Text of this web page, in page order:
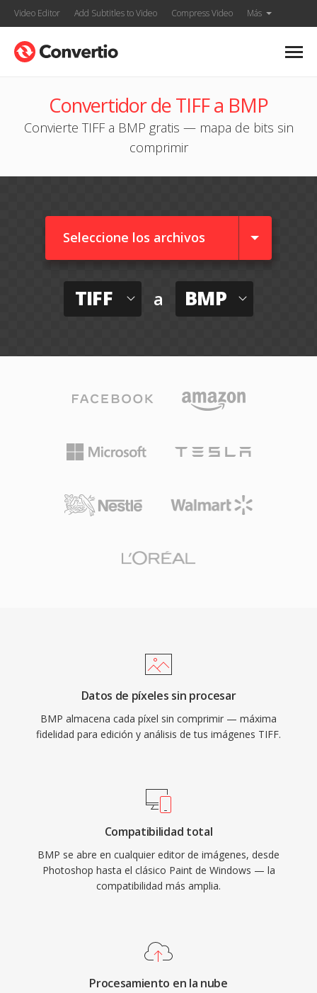
Video Editor Add Subtitles to Video Compress Video Más
Convertidor de TIFF a BMP
Convierte TIFF a BMP gratis — mapa de bits sin
comprimir
Seleccione los archivos
TIFF a BMP
Datos de píxeles sin procesar
BMP almacena cada píxel sin comprimir — máxima
fidelidad para edición y análisis de tus imágenes TIFF.
Compatibilidad total
BMP se abre en cualquier editor de imágenes, desde
Photoshop hasta el clásico Paint de Windows — la
compatibilidad más amplia.
Procesamiento en la nube